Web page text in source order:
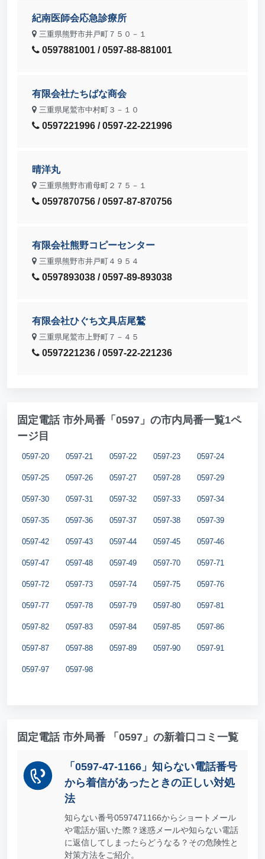
紀南医師会応急診療所
三重県熊野市井戸町７５０－１
0597881001 / 0597-88-881001
有限会社たちばな商会
三重県尾鷲市中村町３－１０
0597221996 / 0597-22-221996
晴洋丸
三重県熊野市甫母町２７５－１
0597870756 / 0597-87-870756
有限会社熊野コピーセンター
三重県熊野市井戸町４９５４
0597893038 / 0597-89-893038
有限会社ひぐち文具店尾鷲
三重県尾鷲市上野町７－４５
0597221236 / 0597-22-221236
固定電話 市外局番「0597」の市内局番一覧1ペ
ージ目
0597-20 0597-21 0597-22 0597-23 0597-24
0597-25 0597-26 0597-27 0597-28 0597-29
0597-30 0597-31 0597-32 0597-33 0597-34
0597-35 0597-36 0597-37 0597-38 0597-39
0597-42 0597-43 0597-44 0597-45 0597-46
0597-47 0597-48 0597-49 0597-70 0597-71
0597-72 0597-73 0597-74 0597-75 0597-76
0597-77 0597-78 0597-79 0597-80 0597-81
0597-82 0597-83 0597-84 0597-85 0597-86
0597-87 0597-88 0597-89 0597-90 0597-91
0597-97 0597-98
固定電話 市外局番 「0597」の新着口コミ一覧
「0597-47-1166」知らない電話番号
から着信があったときの正しい対処
法
知らない番号0597471166からショートメール
や電話が届いた際？迷惑メールや知らない電話
に返信してしまったらどうなる？その危険性と
対策方法をご紹介。